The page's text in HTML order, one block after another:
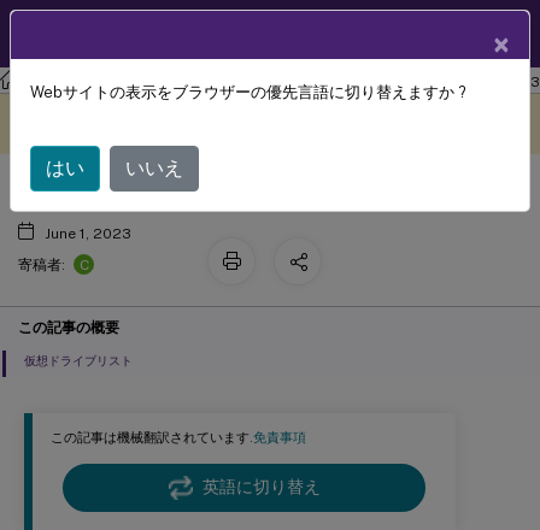
ワークスペース環境管理 Workspace Environment Management 2303
この記事は機械翻訳されています.免責事項
英語に切り替え
仮想ドライブ
June 1, 2023
寄稿者:
C
この記事の概要
仮想ドライブリスト
×
Webサイトの表示をブラウザーの優先言語に切り替えますか ?
はい いいえ